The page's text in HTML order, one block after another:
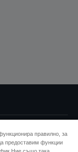
правилно, за
предоставим функции